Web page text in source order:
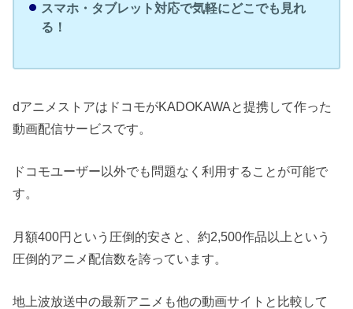
スマホ・タブレット対応で気軽にどこでも見れ
る！
dアニメストアはドコモがKADOKAWAと提携して作った
動画配信サービスです。
ドコモユーザー以外でも問題なく利用することが可能で
す。
月額400円という圧倒的安さと、約2,500作品以上という
圧倒的アニメ配信数を誇っています。
地上波放送中の最新アニメも他の動画サイトと比較して